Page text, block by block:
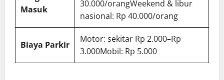
Masuk
30.000/orangWeekend & libur
nasional: Rp 40.000/orang
Biaya Parkir
Motor: sekitar Rp 2.000–Rp
3.000Mobil: Rp 5.000